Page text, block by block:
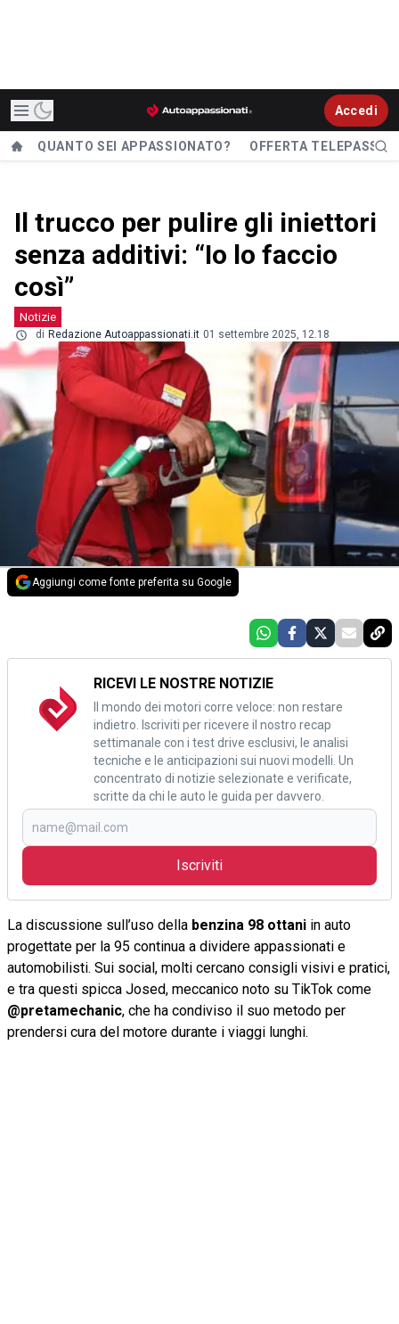
Accedi
QUANTO SEI APPASSIONATO? OFFERTA TELEPASS
Il trucco per pulire gli iniettori
senza additivi: “Io lo faccio
così”
Notizie
di Redazione Autoappassionati.it 01 settembre 2025, 12.18
Aggiungi come fonte preferita su Google
RICEVI LE NOSTRE NOTIZIE
Il mondo dei motori corre veloce: non restare
indietro. Iscriviti per ricevere il nostro recap
settimanale con i test drive esclusivi, le analisi
tecniche e le anticipazioni sui nuovi modelli. Un
concentrato di notizie selezionate e verificate,
scritte da chi le auto le guida per davvero.
Iscriviti
La discussione sull’uso della benzina 98 ottani in auto
progettate per la 95 continua a dividere appassionati e
automobilisti. Sui social, molti cercano consigli visivi e pratici,
e tra questi spicca Josed, meccanico noto su TikTok come
@pretamechanic, che ha condiviso il suo metodo per
prendersi cura del motore durante i viaggi lunghi.